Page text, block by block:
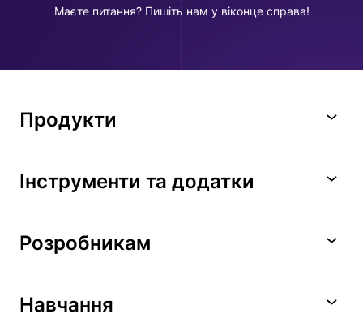
Маєте питання? Пишіть нам у віконце справа!
Продукти
Інструменти та додатки
Розробникам
Навчання